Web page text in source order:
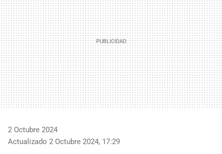
2 Octubre 2024
Actualizado 2 Octubre 2024, 17:29